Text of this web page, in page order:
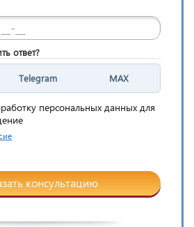
ответ?
Telegram MAX
персональных данных для
консультацию